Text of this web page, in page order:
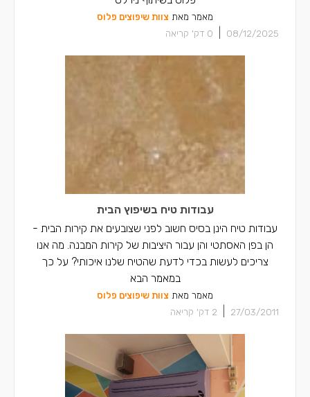
מאמר מאת צוות שיפוצים פלוס
08/12/2025
0 דק' קריאה
עבודות טיח בשיפוץ הבית
עבודות טיח הינן בסיס חשוב לפני שצובעים את קירות הבית -
הן בפן האסתטי והן עבור היציבות של קירות המבנה. מה אנו
צריכים לעשות בכדי לדעת שהטיח שלנו איכותי? על כך
במאמר הבא
מאמר מאת צוות שיפוצים פלוס
27/03/2011
2 דק' קריאה